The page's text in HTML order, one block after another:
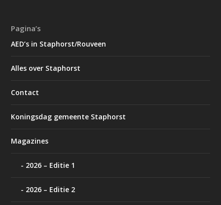
Pagina’s
AED’s in Staphorst/Rouveen
Alles over Staphorst
Contact
Koningsdag gemeente Staphorst
Magazines
2026 – Editie 1
2026 – Editie 2